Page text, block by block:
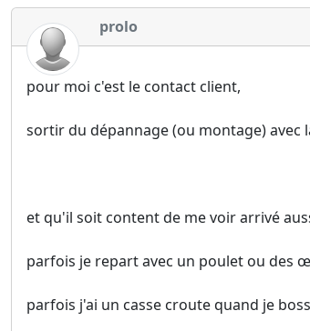
prolo
pour moi c'est le contact client,
sortir du dépannage (ou montage) avec
et qu'il soit content de me voir arrivé
parfois je repart avec un poulet ou des
parfois j'ai un casse croute quand je